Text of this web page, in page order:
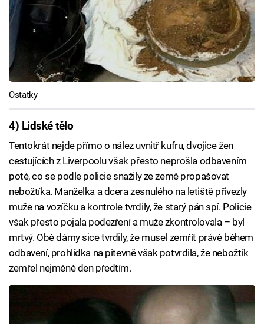
Ostatky
4) Lidské tělo
Tentokrát nejde přímo o nález uvnitř kufru, dvojice žen
cestujících z Liverpoolu však přesto neprošla odbavením
poté, co se podle policie snažily ze země propašovat
nebožtíka. Manželka a dcera zesnulého na letiště přivezly
muže na vozíčku a kontrole tvrdily, že starý pán spí. Policie
však přesto pojala podezření a muže zkontrolovala – byl
mrtvý. Obě dámy sice tvrdily, že musel zemřít právě během
odbavení, prohlídka na pitevně však potvrdila, že nebožtík
zemřel nejméně den předtím.